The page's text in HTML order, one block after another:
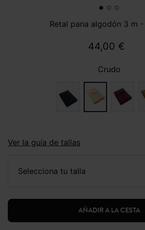
Retal pana algodón 3 m
44,00 €
Crudo
Ver la guía de tallas
selecciona tu talla
AÑADIR A LA CESTA